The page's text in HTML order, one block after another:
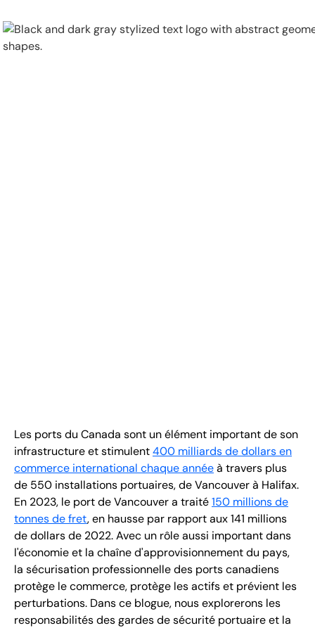
Les ports du Canada sont un élément important de son
infrastructure et stimulent400 milliards de dollars en
commerce international chaque annéeà travers plus
de 550 installations portuaires, de Vancouver à Halifax.
En 2023, le port de Vancouver a traité150 millions de
tonnes de fret, en hausse par rapport aux 141 millions
de dollars de 2022. Avec un rôle aussi important dans
l'économie et la chaîne d'approvisionnement du pays,
la sécurisation professionnelle des ports canadiens
protège le commerce, protège les actifs et prévient les
perturbations. Dans ce blogue, nous explorerons les
responsabilités des gardes de sécurité portuaire et la